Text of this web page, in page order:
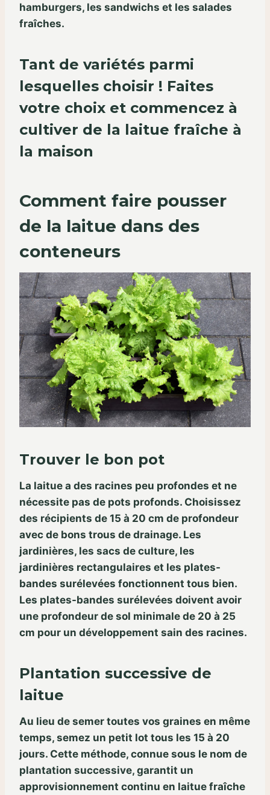
hamburgers, les sandwichs et les salades
fraîches.
Tant de variétés parmi
lesquelles choisir ! Faites
votre choix et commencez à
cultiver de la laitue fraîche à
la maison
Comment faire pousser
de la laitue dans des
conteneurs
Trouver le bon pot
La laitue a des racines peu profondes et ne
nécessite pas de pots profonds. Choisissez
des récipients de 15 à 20 cm de profondeur
avec de bons trous de drainage. Les
jardinières, les sacs de culture, les
jardinières rectangulaires et les plates-
bandes surélevées fonctionnent tous bien.
Les plates-bandes surélevées doivent avoir
une profondeur de sol minimale de 20 à 25
cm pour un développement sain des racines.
Plantation successive de
laitue
Au lieu de semer toutes vos graines en même
temps, semez un petit lot tous les 15 à 20
jours. Cette méthode, connue sous le nom de
plantation successive, garantit un
approvisionnement continu en laitue fraîche